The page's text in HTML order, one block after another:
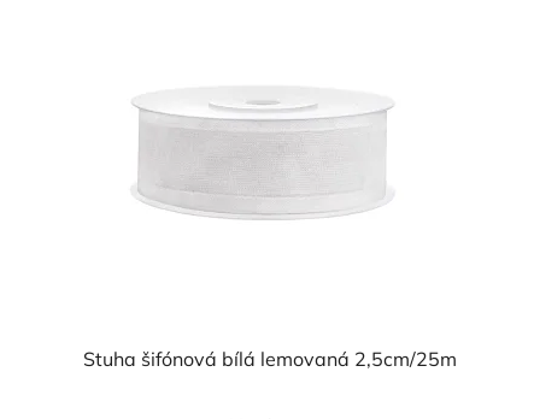
Stuha šifónová bílá lemovaná 2,5cm/25m